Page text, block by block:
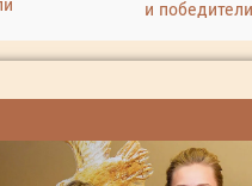
и победители